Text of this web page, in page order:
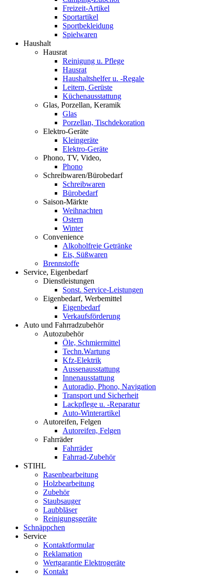
Freizeit-Artikel
Sportartikel
Sportbekleidung
Spielwaren
Haushalt
Hausrat
Reinigung u. Pflege
Hausrat
Haushaltshelfer u. -Regale
Leitern, Gerüste
Küchenausstattung
Glas, Porzellan, Keramik
Glas
Porzellan, Tischdekoration
Elektro-Geräte
Kleingeräte
Elektro-Geräte
Phono, TV, Video,
Phono
Schreibwaren/Bürobedarf
Schreibwaren
Bürobedarf
Saison-Märkte
Weihnachten
Ostern
Winter
Convenience
Alkoholfreie Getränke
Eis, Süßwaren
Brennstoffe
Service, Eigenbedarf
Dienstleistungen
Sonst. Service-Leistungen
Eigenbedarf, Werbemittel
Eigenbedarf
Verkaufsförderung
Auto und Fahrradzubehör
Autozubehör
Öle, Schmiermittel
Techn.Wartung
Kfz-Elektrik
Aussenausstattung
Innenausstattung
Autoradio, Phono, Navigation
Transport und Sicherheit
Lackpflege u. -Reparatur
Auto-Winterartikel
Autoreifen, Felgen
Autoreifen, Felgen
Fahrräder
Fahrräder
Fahrrad-Zubehör
STIHL
Rasenbearbeitung
Holzbearbeitung
Zubehör
Staubsauger
Laubbläser
Reinigungsgeräte
Schnäppchen
Service
Kontaktformular
Reklamation
Wertgarantie Elektrogeräte
Kontakt